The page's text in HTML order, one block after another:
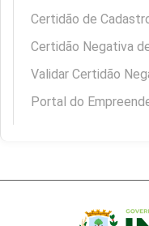
Certidão de
Certidão Negativa
Validar Certidão
Portal do